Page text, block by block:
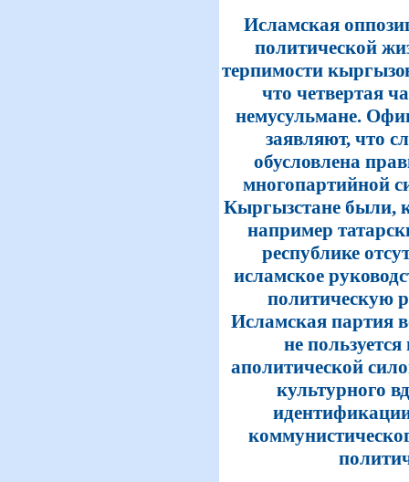
Исламская
политической
терпимости
что четвертая
немусульмане.
заявляют, что
обусловлена
многопартийной
Кыргызстане были,
например
республике
исламское
политическую
Исламская партия
не
аполитической
культурного